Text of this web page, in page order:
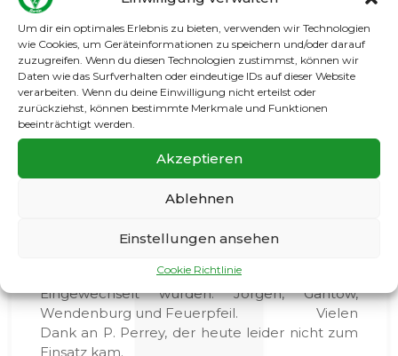
Um dir ein optimales Erlebnis zu bieten, verwenden wir Technologien
wie Cookies, um Geräteinformationen zu speichern und/oder darauf
zuzugreifen. Wenn du diesen Technologien zustimmst, können wir
Daten wie das Surfverhalten oder eindeutige IDs auf dieser Website
verarbeiten. Wenn du deine Einwilligung nicht erteilst oder
zurückziehst, können bestimmte Merkmale und Funktionen
beeinträchtigt werden.
Akzeptieren
Ablehnen
Einstellungen ansehen
Cookie Richtlinie
Mariendorf. In der 6. Minute fiel der Treffer
zum 0:1 nach einer Unachtsamkeit und in der
20.Minute der zweite Treffer für Mariendorf
durch einen Sonntagsschuss.
Nach dem Seitenwechsel kamen wir besser
ins Spiel, aber selbst hochkarätige Torchancen
konnten nicht genutzt werden. Das Spiel
endete mit einem (aufgrund der ersten
Marschalky, Lehmann – Henning, T.
Eingewechselt wurden: Jörgen, Gahtow,
Wendenburg und Feuerpfeil. Vielen
Dank an P. Perrey, der heute leider nicht zum
Einsatz kam.